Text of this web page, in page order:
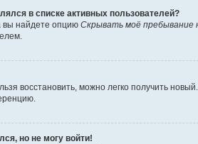
в списке активных пользователей?
вы найдете опцию Скрывать моё пребывание
восстановить, можно легко получить
но не могу войти!